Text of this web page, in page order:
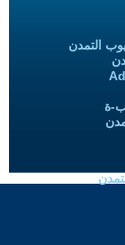
التمدن
ة